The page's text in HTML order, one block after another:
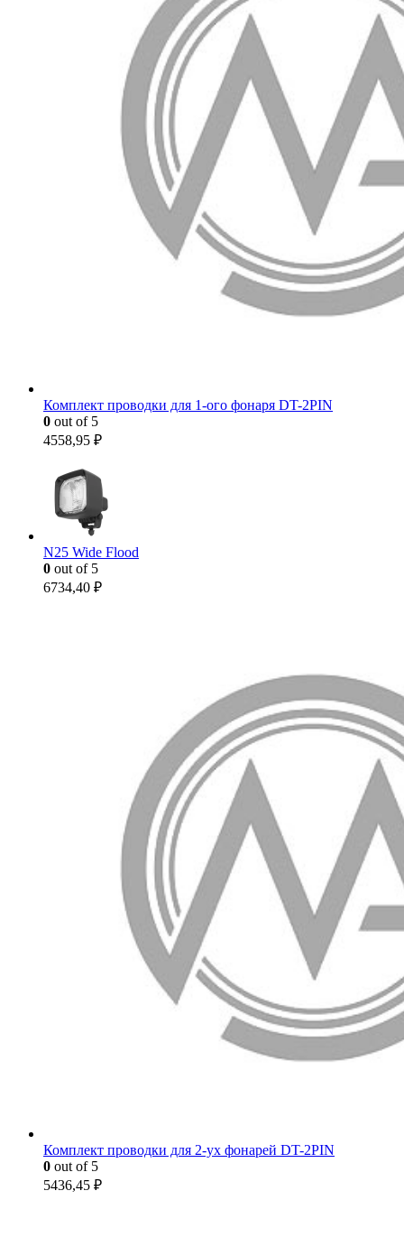
Комплект проводки для 1-ого фонаря DT-2PIN
0 out of 5
4558,95 ₽
N25 Wide Flood
0 out of 5
6734,40 ₽
Комплект проводки для 2-ух фонарей DT-2PIN
0 out of 5
5436,45 ₽